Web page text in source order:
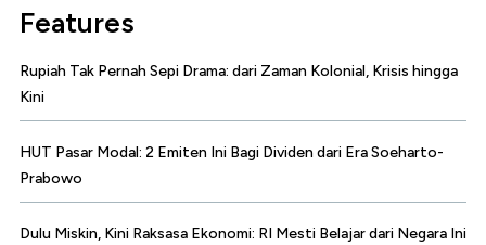
Features
Rupiah Tak Pernah Sepi Drama: dari Zaman Kolonial, Krisis hingga
Kini
HUT Pasar Modal: 2 Emiten Ini Bagi Dividen dari Era Soeharto-
Prabowo
Dulu Miskin, Kini Raksasa Ekonomi: RI Mesti Belajar dari Negara Ini